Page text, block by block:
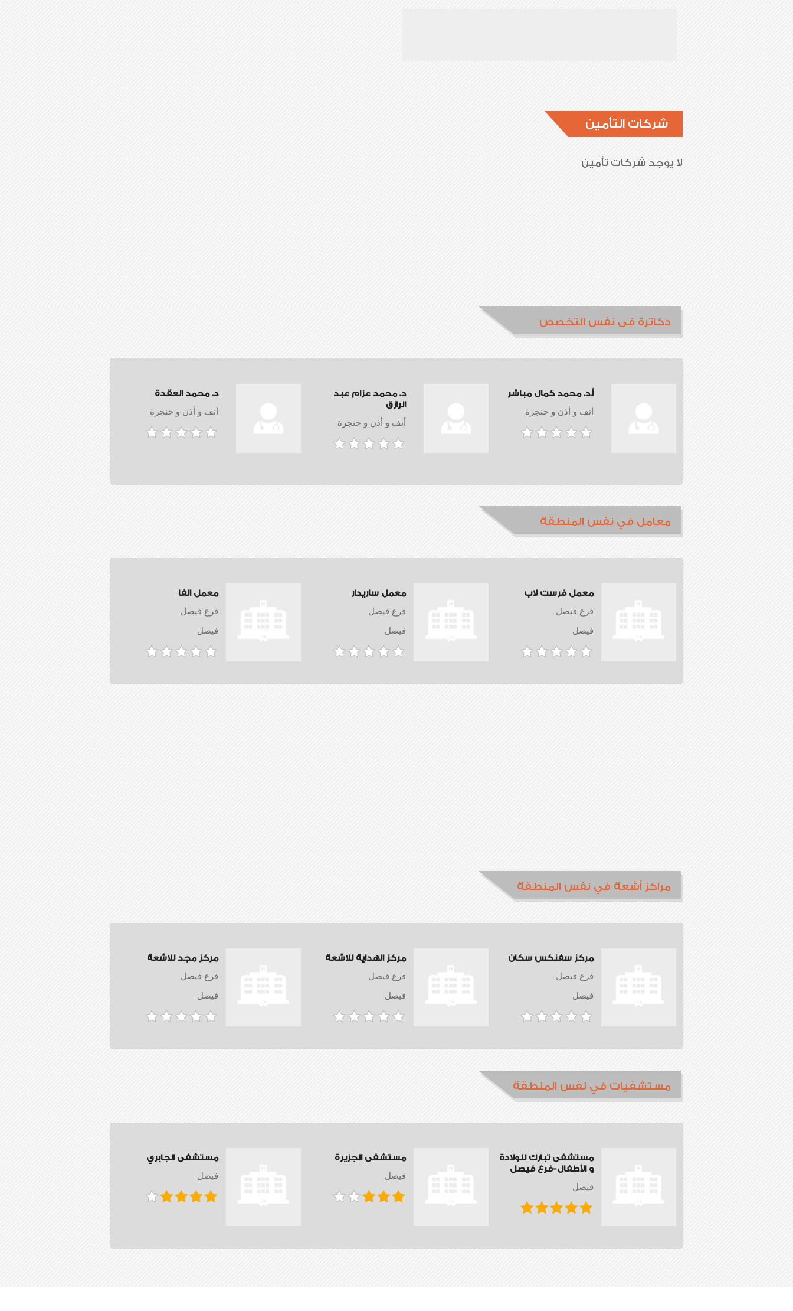
شركات التأمين
لا يوجد شركات تأمين
دكاترة فى نفس التخصص
د. محمد العقدة
أنف و أذن و حنجرة
د. محمد عزام عبد
الرازق
أنف و أذن و حنجرة
أ.د. محمد كمال مباشر
أنف و أذن و حنجرة
معامل في نفس المنطقة
معمل الفا
فرع فيصل
فيصل
معمل ساريدار
فرع فيصل
فيصل
معمل فرست لاب
فرع فيصل
فيصل
مراكز أشعة في نفس المنطقة
مركز مجد للاشعة
فرع فيصل
فيصل
مركز الهداية للاشعة
فرع فيصل
فيصل
مركز سفنكس سكان
فرع فيصل
فيصل
مستشفيات في نفس المنطقة
مستشفى الجابري
فيصل
مستشفى الجزيرة
فيصل
مستشفى تبارك للولادة
و الأطفال-فرع فيصل
فيصل